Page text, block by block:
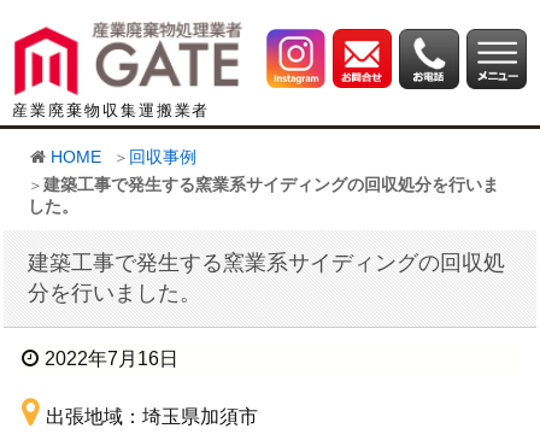
産業廃棄物収集運搬業者
HOME
回収事例
建築工事で発生する窯業系サイディングの回収処分を行いま
した。
建築工事で発生する窯業系サイディングの回収処
分を行いました。
2022年7月16日
出張地域：埼玉県加須市